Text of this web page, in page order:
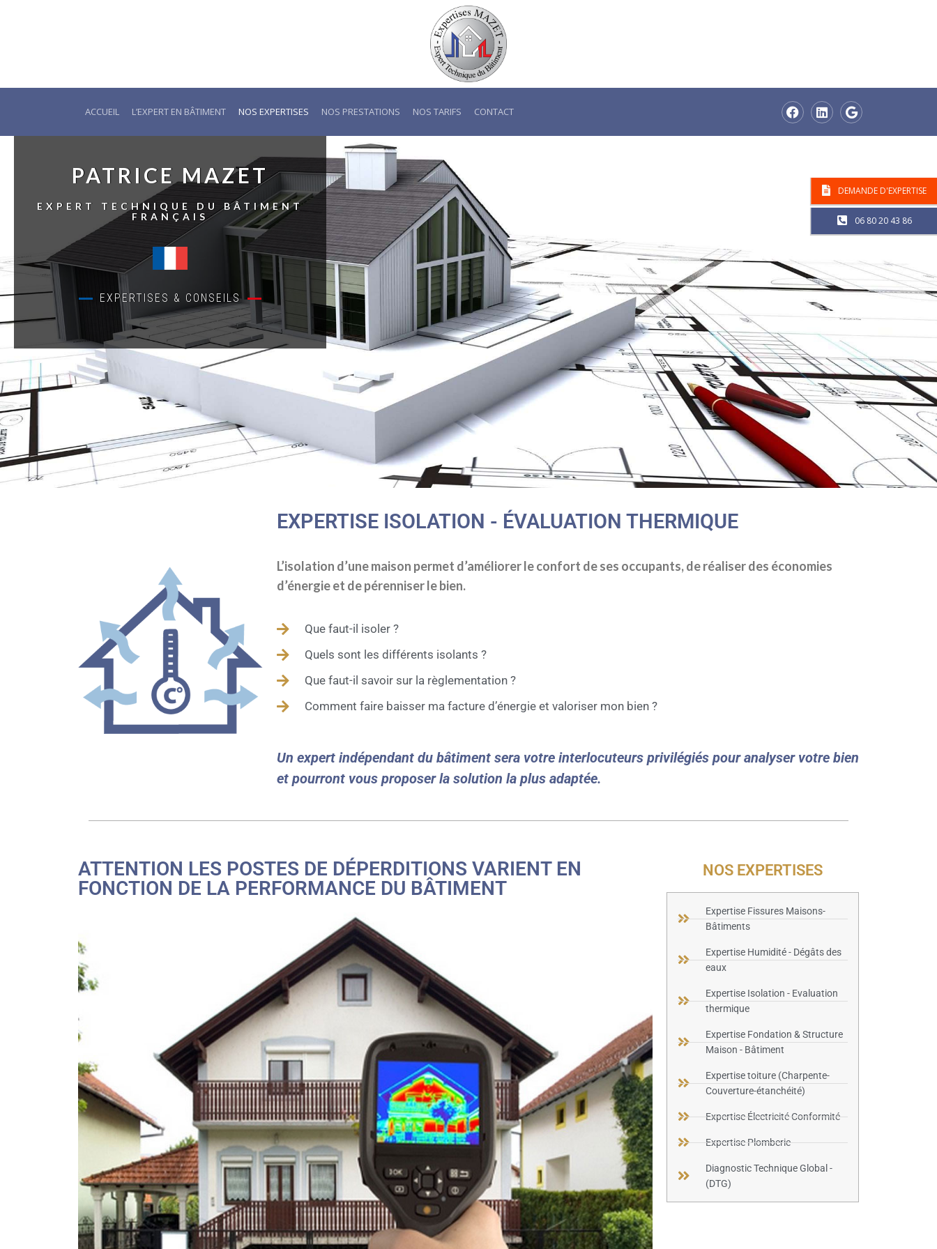
DEMANDE D'EXPERTISE
06 80 20 43 86
ACCUEIL L’EXPERT EN BÂTIMENT NOS EXPERTISES NOS PRESTATIONS NOS TARIFS CONTACT
PATRICE MAZET
EXPERT TECHNIQUE DU BÂTIMENT
FRANÇAIS
EXPERTISES & CONSEILS
EXPERTISE ISOLATION - ÉVALUATION THERMIQUE
L’isolation d’une maison permet d’améliorer le confort de ses occupants, de réaliser des économies
d’énergie et de pérenniser le bien.
Que faut-il isoler ?
Quels sont les différents isolants ?
Que faut-il savoir sur la règlementation ?
Comment faire baisser ma facture d’énergie et valoriser mon bien ?
Un expert indépendant du bâtiment sera votre interlocuteurs privilégiés pour analyser votre bien
et pourront vous proposer la solution la plus adaptée.
ATTENTION LES POSTES DE DÉPERDITIONS VARIENT EN
FONCTION DE LA PERFORMANCE DU BÂTIMENT
NOS EXPERTISES
Expertise Fissures Maisons-
Bâtiments
Expertise Humidité - Dégâts des
eaux
Expertise Isolation - Evaluation
thermique
Expertise Fondation & Structure
Maison - Bâtiment
Expertise toiture (Charpente-
Couverture-étanchéité)
Expertise Électricité Conformité
Expertise Plomberie
Diagnostic Technique Global -
(DTG)